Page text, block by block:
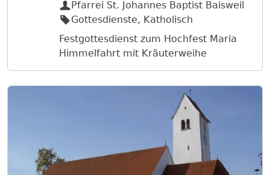
Pfarrei St. Johannes Baptist Baisweil
Gottesdienste, Katholisch
Festgottesdienst zum Hochfest Maria
Himmelfahrt mit Kräuterweihe